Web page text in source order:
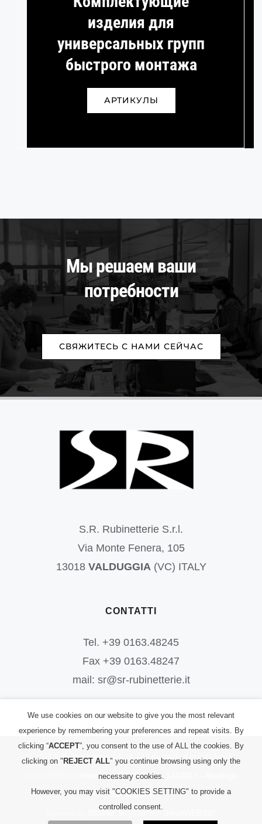
изделия для
универсальных групп
быстрого монтажа
АРТИКУЛЫ
Мы решаем ваши
потребности
СВЯЖИТЕСЬ С НАМИ СЕЙЧАС
S.R. Rubinetterie S.r.l.
Via Monte Fenera, 105
13018 VALDUGGIA (VC) ITALY
CONTATTI
Tel. +39 0163.48245
Fax +39 0163.48247
mail: sr@sr-rubinetterie.it
© 2026 S.R. Rubinetterie S.r.l. | All Rights Reserved | P.IVA:
Informativa PRIVACY|L. 124/2017 – Riepilogo
Sovvenzioni
We use cookies on our website to give you the most relevant
experience by remembering your preferences and repeat visits. By
clicking “ACCEPT”, you consent to the use of ALL the cookies. By
clicking on " REJECT ALL" you continue browsing using only the
necessary cookies.
However, you may visit "COOKIES SETTING" to provide a
controlled consent.